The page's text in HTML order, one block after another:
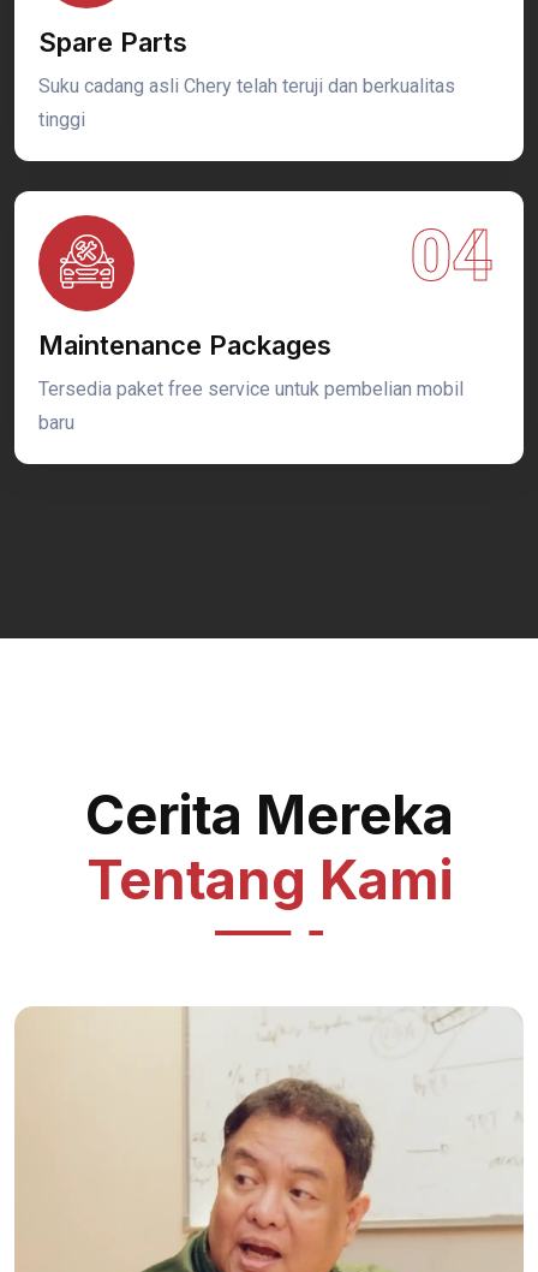
Spare Parts
Suku cadang asli Chery telah teruji dan berkualitas
tinggi
04
Maintenance Packages
Tersedia paket free service untuk pembelian mobil
baru
Cerita Mereka
Tentang Kami